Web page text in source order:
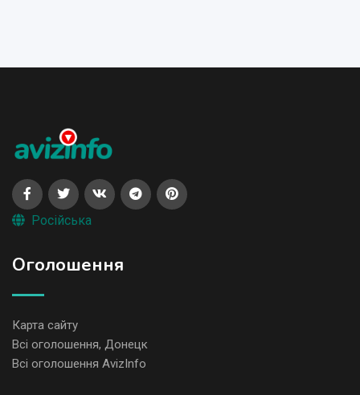
Російська
Оголошення
Карта сайту
Всі оголошення, Донецк
Всі оголошення AvizInfo